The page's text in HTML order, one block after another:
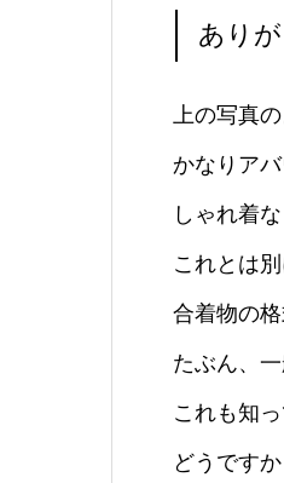
あり
上の写真
かなりア
しゃれ着
これとは
合着物の
たぶん、
これも知
どうですか